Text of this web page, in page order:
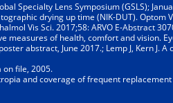
Specialty Lens Symposium (GSLS);
drying up time (NIK-DUT). Optom
Vis Sci. 2017;58: ARVO E-Abstract
measures of health, comfort and vision.
abstract, June 2017.; Lemp J, Kern J.
on file, 2005.
and coverage of frequent